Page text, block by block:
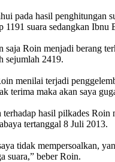
pada hasil penghitungan
1191 suara sedangkan Ibnu
saja Roin menjadi berang
sejumlah 2419.
menilai terjadi
terima maka akan saya
hasil pilkades
tertanggal 8 Juli 2013.
tidak mempersoalkan,
suara,” beber Roin.